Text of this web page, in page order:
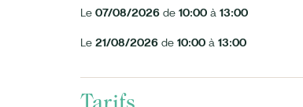
Le 07/08/2026 de 10:00 à 13:00
Le 21/08/2026 de 10:00 à 13:00